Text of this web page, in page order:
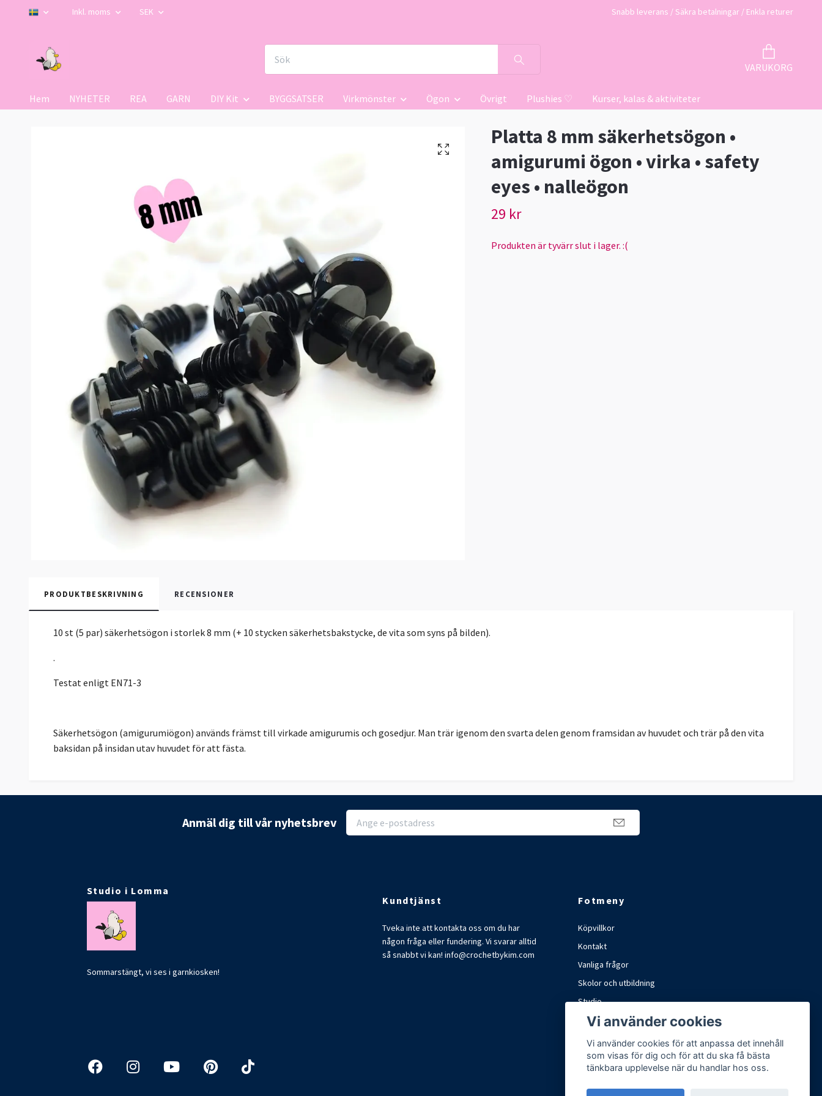
Inkl. moms SEK Snabb leverans / Säkra betalningar / Enkla returer
VARUKORG
Hem NYHETER REA GARN DIY Kit BYGGSATSER Virkmönster Ögon Övrigt Plushies ♡ Kurser, kalas & aktiviteter
Platta 8 mm säkerhetsögon •
amigurumi ögon • virka • safety
eyes • nalleögon
29 kr
Produkten är tyvärr slut i lager. :(
PRODUKTBESKRIVNING RECENSIONER
10 st (5 par) säkerhetsögon i storlek 8 mm (+ 10 stycken säkerhetsbakstycke, de vita som syns på bilden).
.
Testat enligt EN71-3
Säkerhetsögon (amigurumiögon) används främst till virkade amigurumis och gosedjur. Man trär igenom den svarta delen genom framsidan av huvudet och trär på den vita
baksidan på insidan utav huvudet för att fästa.
Anmäl dig till vår nyhetsbrev
Studio i Lomma
Sommarstängt, vi ses i garnkiosken!
Kundtjänst
Tveka inte att kontakta oss om du har
någon fråga eller fundering. Vi svarar alltid
så snabbt vi kan!info@crochetbykim.com
Fotmeny
Köpvillkor
Kontakt
Vanliga frågor
Skolor och utbildning
Studio
Marknader och mässor
Vi använder cookies
Vi använder cookies för att anpassa det innehåll
som visas för dig och för att du ska få bästa
tänkbara upplevelse när du handlar hos oss.